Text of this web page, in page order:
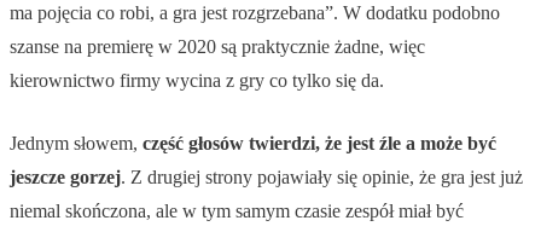
ma pojęcia co robi, a gra jest rozgrzebana”. W dodatku podobno
szanse na premierę w 2020 są praktycznie żadne, więc
kierownictwo firmy wycina z gry co tylko się da.
Jednym słowem, część głosów twierdzi, że jest źle a może być
jeszcze gorzej. Z drugiej strony pojawiały się opinie, że gra jest już
niemal skończona, ale w tym samym czasie zespół miał być